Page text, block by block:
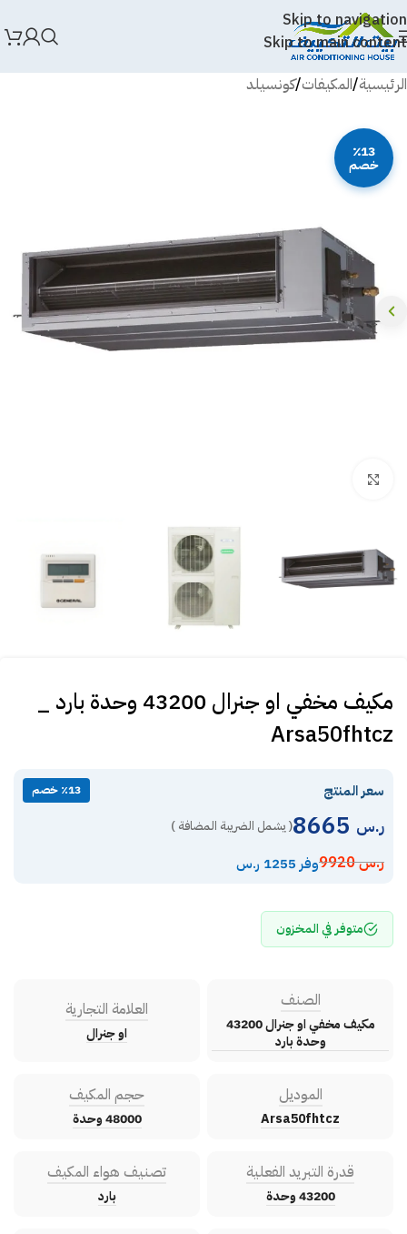
Skip to navigation
Skip to main content
الرئيسية/المكيفات/كونسيلد
٪13
خصم
مكيف مخفي او جنرال 43200 وحدة بارد _
Arsa50fhtcz
سعر المنتج ٪13 خصم
ر.س ( يشمل الضريبة المضافة )
ر.س9920 وفر 1255 ر.س
متوفر في المخزون
الصنف
مكيف مخفي او جنرال 43200
وحدة بارد
العلامة التجارية
او جنرال
الموديل
Arsa50fhtcz
حجم المكيف
48000 وحدة
قدرة التبريد الفعلية
43200 وحدة
تصنيف هواء المكيف
بارد